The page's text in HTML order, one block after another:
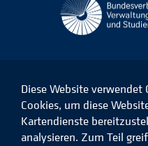
Das
NSI
Das
NSI
Diese Website verwendet
Cookies, um diese
Kartendienste
analysieren. Zum Teil